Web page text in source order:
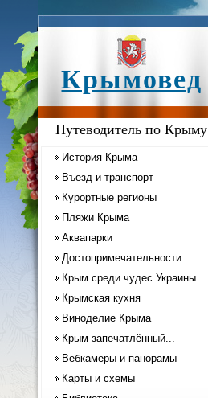
Крымовед
Путеводитель по Крыму
История Крыма
Въезд и транспорт
Курортные регионы
Пляжи Крыма
Аквапарки
Достопримечательности
Крым среди чудес Украины
Крымская кухня
Виноделие Крыма
Крым запечатлённый...
Вебкамеры и панорамы
Карты и схемы